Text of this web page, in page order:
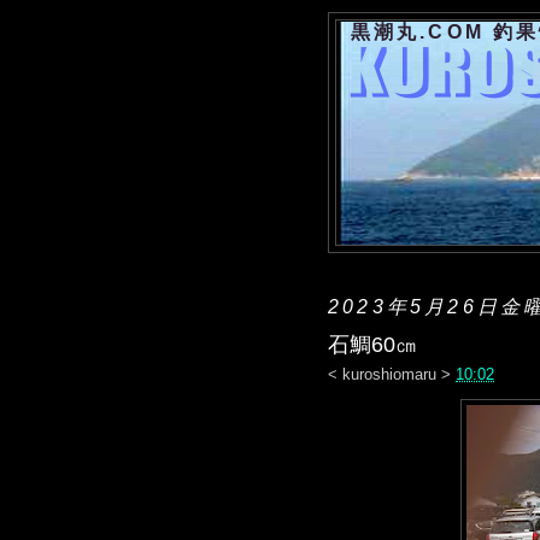
黒潮丸.COM 釣
2023年5月26日金
石鯛60㎝
< kuroshiomaru > 10:02